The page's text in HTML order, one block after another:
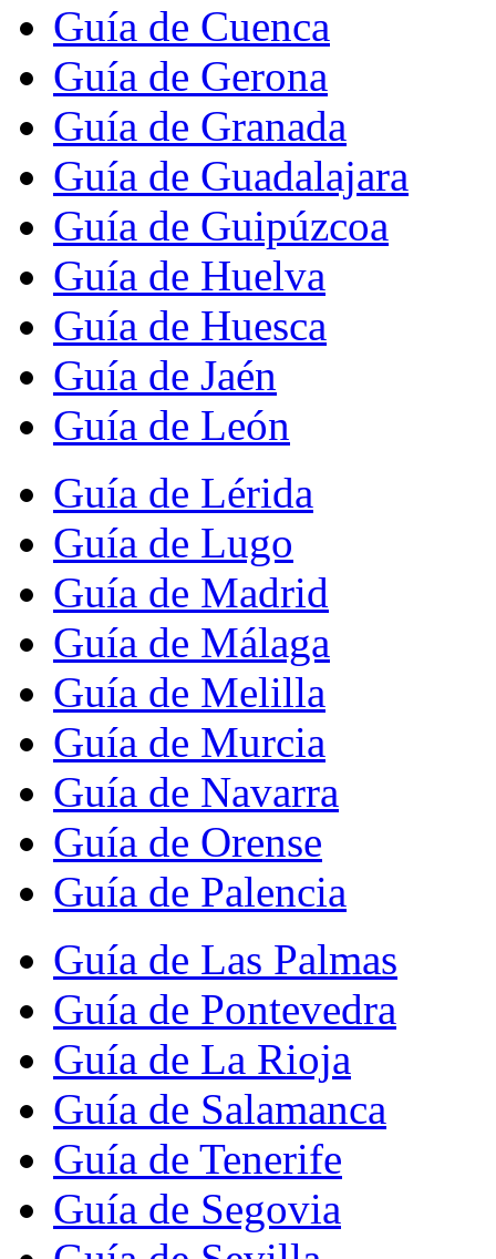
Guía de Cuenca
Guía de Gerona
Guía de Granada
Guía de Guadalajara
Guía de Guipúzcoa
Guía de Huelva
Guía de Huesca
Guía de Jaén
Guía de León
Guía de Lérida
Guía de Lugo
Guía de Madrid
Guía de Málaga
Guía de Melilla
Guía de Murcia
Guía de Navarra
Guía de Orense
Guía de Palencia
Guía de Las Palmas
Guía de Pontevedra
Guía de La Rioja
Guía de Salamanca
Guía de Tenerife
Guía de Segovia